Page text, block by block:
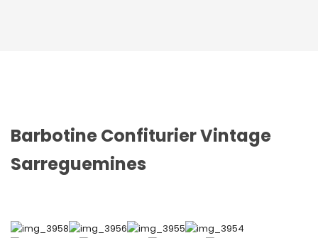
Barbotine Confiturier Vintage
Sarreguemines